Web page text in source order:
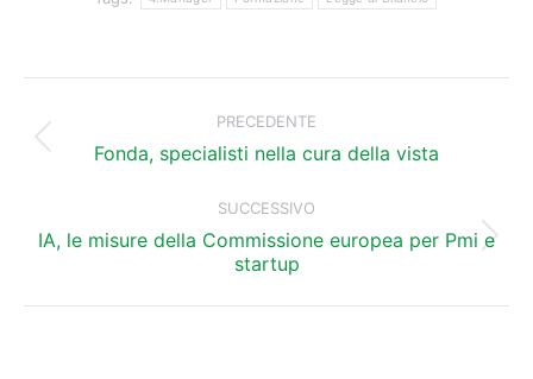
tra
PRECEDENTE
Post
Fonda, specialisti nella cura della vista
SUCCESSIVO
Prossimo
post:
IA, le misure della Commissione europea per Pmi e
startup